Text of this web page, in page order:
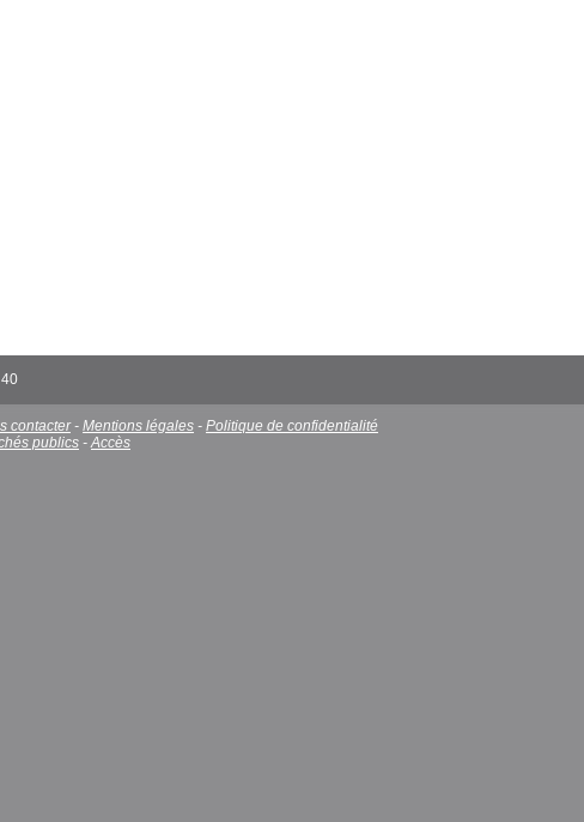
contacter- Mentions légales - Politique de confidentialité
publics -Accès